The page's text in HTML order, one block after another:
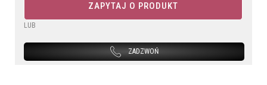
ZAPYTAJ O PRODUKT
LUB
ZADZWOŃ